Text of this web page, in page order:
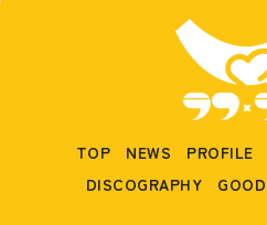
TOP NEWS PROFILE
DISCOGRAPHY